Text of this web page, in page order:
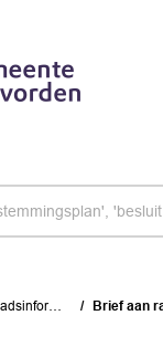
pagina
Brief aan raad